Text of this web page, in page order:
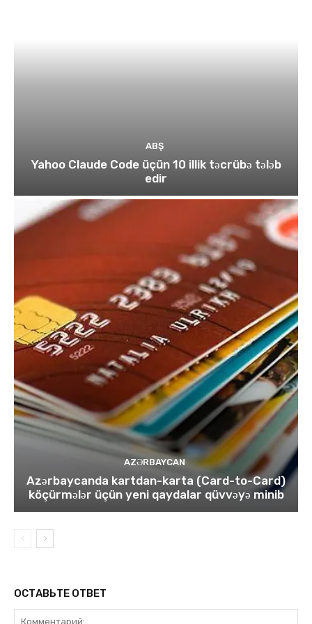
ABŞ
Yahoo Claude Code üçün 10 illik təcrübə tələb
edir
AZƏRBAYCAN
Azərbaycanda kartdan-karta (Card-to-Card)
köçürmələr üçün yeni qaydalar qüvvəyə minib
ОСТАВЬТЕ ОТВЕТ